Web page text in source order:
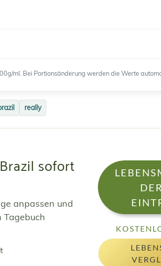
ml. Bei Portionsänderung werden die Werte
really
sofort
anpassen und
Tagebuch